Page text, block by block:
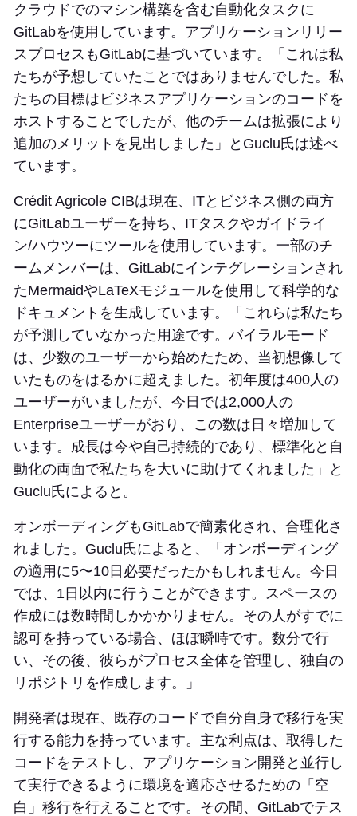
クラウドでのマシン構築を含む自動化タスクに
GitLabを使用しています。アプリケーションリリー
スプロセスもGitLabに基づいています。「これは私
たちが予想していたことではありませんでした。私
たちの目標はビジネスアプリケーションのコードを
ホストすることでしたが、他のチームは拡張により
追加のメリットを見出しました」とGuclu氏は述べ
ています。
Crédit Agricole CIBは現在、ITとビジネス側の両方
にGitLabユーザーを持ち、ITタスクやガイドライ
ン/ハウツーにツールを使用しています。一部のチ
ームメンバーは、GitLabにインテグレーションされ
たMermaidやLaTeXモジュールを使用して科学的な
ドキュメントを生成しています。「これらは私たち
が予測していなかった用途です。バイラルモード
は、少数のユーザーから始めたため、当初想像して
いたものをはるかに超えました。初年度は400人の
ユーザーがいましたが、今日では2,000人の
Enterpriseユーザーがおり、この数は日々増加して
います。成長は今や自己持続的であり、標準化と自
動化の両面で私たちを大いに助けてくれました」と
Guclu氏によると。
オンボーディングもGitLabで簡素化され、合理化さ
れました。Guclu氏によると、「オンボーディング
の適用に5〜10日必要だったかもしれません。今日
では、1日以内に行うことができます。スペースの
作成には数時間しかかかりません。その人がすでに
認可を持っている場合、ほぼ瞬時です。数分で行
い、その後、彼らがプロセス全体を管理し、独自の
リポジトリを作成します。」
開発者は現在、既存のコードで自分自身で移行を実
行する能力を持っています。主な利点は、取得した
コードをテストし、アプリケーション開発と並行し
て実行できるように環境を適応させるための「空
白」移行を行えることです。その間、GitLabでテス